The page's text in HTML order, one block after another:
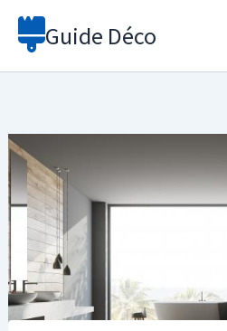
Aller
Guide Déco